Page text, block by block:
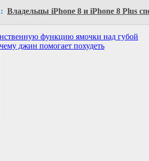
Владельцы iPhone 8 и iPhone 8 Plus
функцию ямочки над губой
джин помогает похудеть